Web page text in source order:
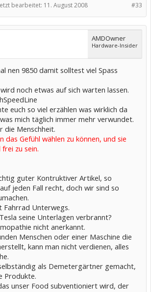
#33
bearbeitet: 11. August 2008
AMDOwner
Hardware-Insider
nen 9850 damit solltest viel Spass
noch etwas auf sich warten lassen.
euch so viel erzählen was wirklich da
mich täglich immer mehr verwundet.
die Menschheit.
das Gefühl wählen zu können, und sie
zu sein.
guter Kontruktiver Artikel, so
jeden Fall recht, doch wir sind so
Fahrrad Unterwegs.
seine Unterlagen verbrannt?
nicht anerkannt.
Menschen oder einer Maschine die
kann man nicht verdienen, alles
als Demetergärtner gemacht,
Produkte.
unser Food subventioniert wird, der